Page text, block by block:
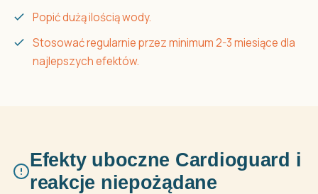
Popić dużą ilością wody.
Stosować regularnie przez minimum 2-3 miesiące dla
najlepszych efektów.
Efekty uboczne Cardioguard i
reakcje niepożądane